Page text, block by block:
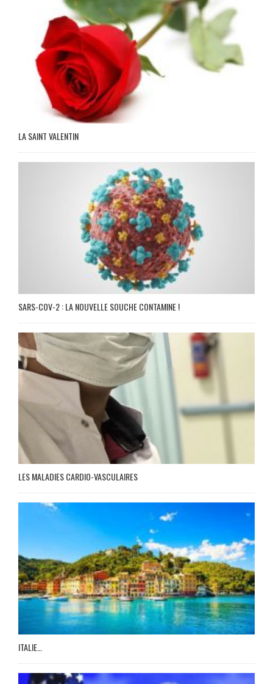
LA SAINT VALENTIN
SARS-COV-2 : LA NOUVELLE SOUCHE CONTAMINE !
LES MALADIES CARDIO-VASCULAIRES
ITALIE…